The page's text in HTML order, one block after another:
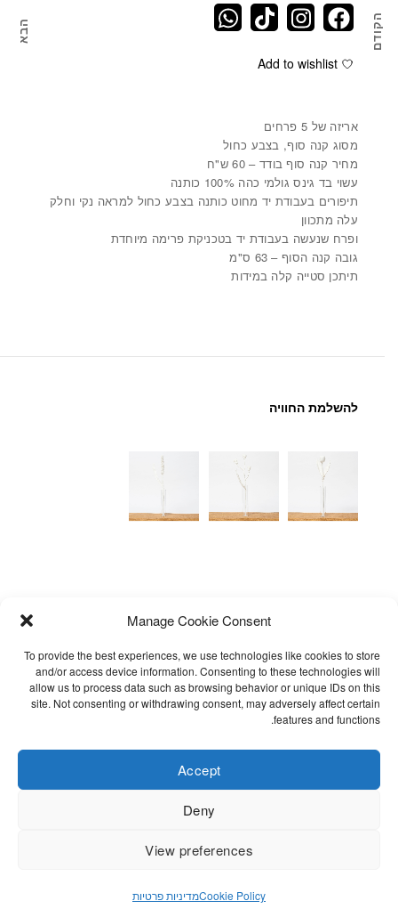
Manage Cookie Consent
To provide the best experiences, we use technologies like cookies to store
and/or access device information. Consenting to these technologies will
allow us to process data such as browsing behavior or unique IDs on this
site. Not consenting or withdrawing consent, may adversely affect certain
features and functions.
Accept
Deny
View preferences
Cookie Policyמדיניות פרטיות
Add to wishlist
אריזה של 5 פרחים
מסוג קנה סוף, בצבע כחול
מחיר קנה סוף בודד – 60 ש"ח
עשוי בד גינס גולמי כהה 100% כותנה
תיפורים בעבודת יד מחוט כותנה בצבע כחול למראה נקי וחלק
עלה מתכוון
ופרח שנעשה בעבודת יד בטכניקת פרימה מיוחדת
גובה קנה הסוף – 63 ס"מ
תיתכן סטייה קלה במידות
הקודם
פרח כחול מגינס מסוג קנה סוף DENIM CATTAIL הבא
להשלמת החוויה
שאלות נפוצות
Cookie Policy (EU)
אימייל לקבלת עדכונים
©STITCHES.DENIM.DESIGN / ALL RIGHTS RESERVED. DEVELOPED
DIGIPRODUCT DIGITAL SOLUTIONS